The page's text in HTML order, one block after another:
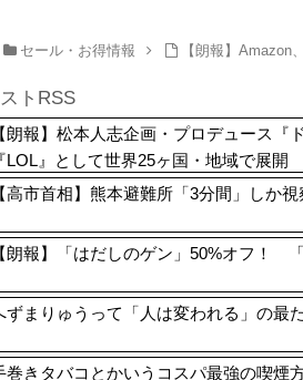
セール・お得情報 【朗報】Amazon
トRSS
【朗報】松本人志企画・プロデュース
『LOL』として世界25ヶ国・地域で展開
【高市首相】熊本避難所「3分間」しか
【朗報】「はだしのゲン」50%オフ！
ずまりゅうって「人は変われる」の最
巻きタバコとかいうコスパ最強の喫煙